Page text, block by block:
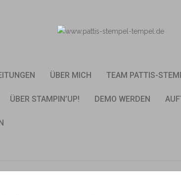
ÜBER MICH TEAM PATTIS-
ÜBER STAMPIN’UP! DEMO WERDEN